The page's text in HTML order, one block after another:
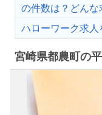
の件数は？どんな
ハローワーク求人
宮崎県都農町の